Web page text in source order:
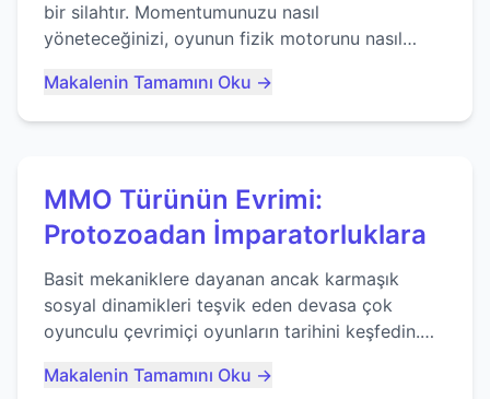
bir silahtır. Momentumunuzu nasıl
yöneteceğinizi, oyunun fizik motorunu nasıl
ustalaşacağınızı öğrenin...
Makalenin Tamamını Oku →
MMO Türünün Evrimi:
Protozoadan İmparatorluklara
Basit mekaniklere dayanan ancak karmaşık
sosyal dinamikleri teşvik eden devasa çok
oyunculu çevrimiçi oyunların tarihini keşfedin.
Makalenin Tamamını Oku →